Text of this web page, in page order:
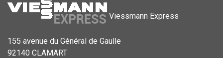
Viessmann Express
155 avenue du Général de Gaulle
92140 CLAMART